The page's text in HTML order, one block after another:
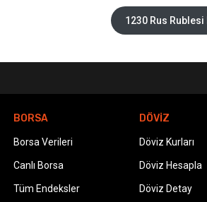
1230 Rus Rublesi
BORSA
Borsa Verileri
Canlı Borsa
Tüm Endeksler
DÖVİZ
Döviz Kurları
Döviz Hesapla
Döviz Detay